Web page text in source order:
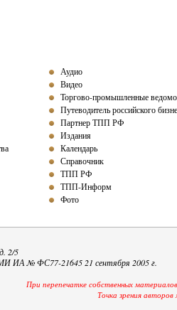
Аудио
Видео
Торгово-промышленные
Путеводитель российского
Партнер ТППРФ
Издания
Календарь
Справочник
ТПП РФ
ТПП-Информ
Фото
2/5
ИА № ФС77-21645 21 сентября 2005 г.
При перепечатке собственных
Точка зрения